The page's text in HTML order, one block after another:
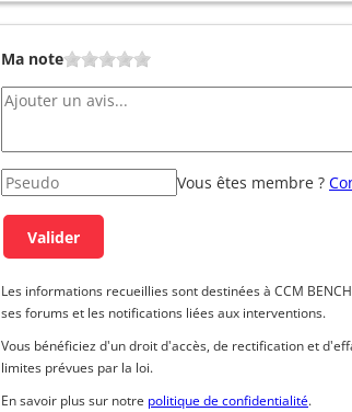
Ma note
Vous êtes membre ?
Les informations recueillies sont destinées à CCM
ses forums et les notifications liées aux interventions.
Vous bénéficiez d'un droit d'accès, de rectification et
limites prévues par la loi.
En savoir plus sur notre politique de confidentialité.